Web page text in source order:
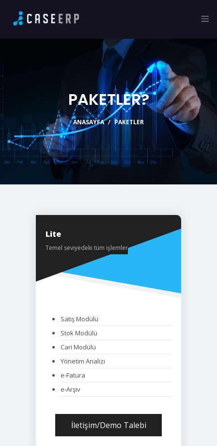
PAKETLER?
ANASAYFA PAKETLER
Lite
Temel seviyedeki tüm işlemler
Satış Modülü
Stok Modülü
Cari Modülü
Yönetim Analizi
e-Fatura
e-Arşiv
İletişim/Demo Talebi